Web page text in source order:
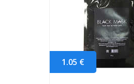
1.05 €